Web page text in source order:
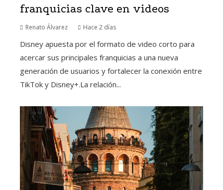
franquicias clave en videos
Renato Álvarez Hace 2 días
Disney apuesta por el formato de video corto para
acercar sus principales franquicias a una nueva
generación de usuarios y fortalecer la conexión entre
TikTok y Disney+.La relación...